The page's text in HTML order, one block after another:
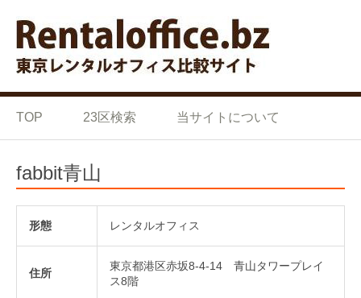
東京の格安 レンタルオフ
ィス 比較サイト
TOP 23区検索 当サイトについて
fabbit青山
形態 レンタルオフィス
住所
東京都港区赤坂8-4-14 青山タワープレイ
ス8階